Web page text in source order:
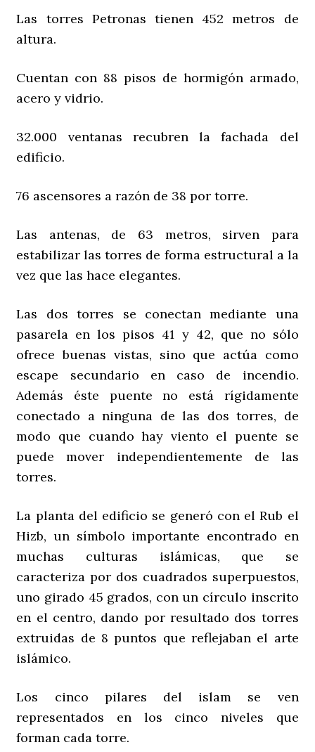
Las torres Petronas tienen 452 metros de
altura.
Cuentan con 88 pisos de hormigón armado,
acero y vidrio.
32.000 ventanas recubren la fachada del
edificio.
76 ascensores a razón de 38 por torre.
Las antenas, de 63 metros, sirven para
estabilizar las torres de forma estructural a la
vez que las hace elegantes.
Las dos torres se conectan mediante una
pasarela en los pisos 41 y 42, que no sólo
ofrece buenas vistas, sino que actúa como
escape secundario en caso de incendio.
Además éste puente no está rígidamente
conectado a ninguna de las dos torres, de
modo que cuando hay viento el puente se
puede mover independientemente de las
torres.
La planta del edificio se generó con el Rub el
Hizb, un símbolo importante encontrado en
muchas culturas islámicas, que se
caracteriza por dos cuadrados superpuestos,
uno girado 45 grados, con un círculo inscrito
en el centro, dando por resultado dos torres
extruidas de 8 puntos que reflejaban el arte
islámico.
Los cinco pilares del islam se ven
representados en los cinco niveles que
forman cada torre.